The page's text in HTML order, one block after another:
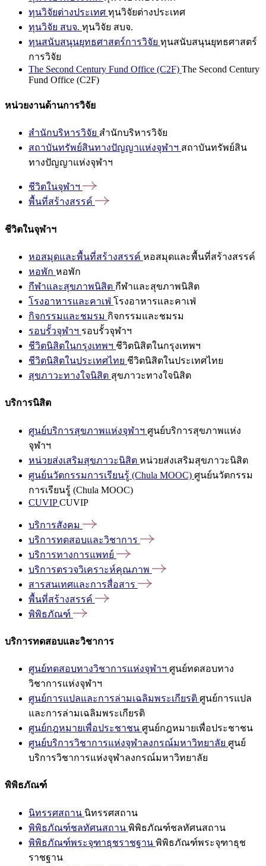
ทุนวิจัยต่างประเทศ ทุนวิจัยต่างประเทศ
ทุนวิจัย สบจ. ทุนวิจัย สบจ.
ทุนสนับสนุนยุทธศาสตร์การวิจัย ทุนสนับสนุนยุทธศาสตร์
การวิจัย
The Second Century Fund Office (C2F) The Second Century
Fund Office (C2F)
หน่วยงานด้านการวิจัย
สำนักบริหารวิจัย สำนักบริหารวิจัย
สถาบันทรัพย์สินทางปัญญาแห่งจุฬาฯ สถาบันทรัพย์สิน
ทางปัญญาแห่งจุฬาฯ
ชีวิตในจุฬาฯ
พื้นที่สร้างสรรค์
ชีวิตในจุฬาฯ
หอสมุดและพื้นที่สร้างสรรค์ หอสมุดและพื้นที่สร้างสรรค์
หอพัก หอพัก
กีฬาและสุขภาพนิสิต กีฬาและสุขภาพนิสิต
โรงอาหารและคาเฟ่ โรงอาหารและคาเฟ่
กิจกรรมและชมรม กิจกรรมและชมรม
รอบรั้วจุฬาฯ รอบรั้วจุฬาฯ
ชีวิตนิสิตในกรุงเทพฯ ชีวิตนิสิตในกรุงเทพฯ
ชีวิตนิสิตในประเทศไทย ชีวิตนิสิตในประเทศไทย
สุขภาวะทางใจนิสิต สุขภาวะทางใจนิสิต
บริการนิสิต
ศูนย์บริการสุขภาพแห่งจุฬาฯ ศูนย์บริการสุขภาพแห่ง
จุฬาฯ
หน่วยส่งเสริมสุขภาวะนิสิต หน่วยส่งเสริมสุขภาวะนิสิต
ศูนย์นวัตกรรมการเรียนรู้ (Chula MOOC) ศูนย์นวัตกรรม
การเรียนรู้ (Chula MOOC)
CUVIPCUVIP
บริการสังคม
บริการทดสอบและวิชาการ
บริการทางการแพทย์
บริการตรวจวิเคราะห์คุณภาพ
สารสนเทศและการสื่อสาร
พื้นที่สร้างสรรค์
พิพิธภัณฑ์
บริการทดสอบและวิชาการ
ศูนย์ทดสอบทางวิชาการแห่งจุฬาฯ ศูนย์ทดสอบทาง
วิชาการแห่งจุฬาฯ
ศูนย์การแปลและการล่ามเฉลิมพระเกียรติ ศูนย์การแปล
และการล่ามเฉลิมพระเกียรติ
ศูนย์กฎหมายเพื่อประชาชน ศูนย์กฎหมายเพื่อประชาชน
ศูนย์บริการวิชาการแห่งจุฬาลงกรณ์มหาวิทยาลัย ศูนย์
บริการวิชาการแห่งจุฬาลงกรณ์มหาวิทยาลัย
พิพิธภัณฑ์
นิทรรศสถาน นิทรรศสถาน
พิพิธภัณฑ์ชลทัศนสถาน พิพิธภัณฑ์ชลทัศนสถาน
พิพิธภัณฑ์พระจุฑาธุชราชฐาน พิพิธภัณฑ์พระจุฑาธุช
ราชฐาน